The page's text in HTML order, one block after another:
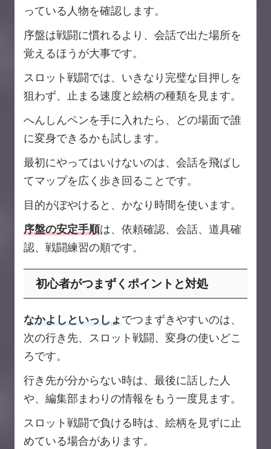
っている人物を確認します。
序盤は戦闘に慣れるより、会話で出た場所を
覚えるほうが大事です。
スロット戦闘では、いきなり完璧な目押しを
狙わず、止まる速度と絵柄の種類を見ます。
へんしんペンを手に入れたら、どの場面で誰
に変身できるかも試します。
最初にやってはいけないのは、会話を飛ばし
てマップを広く歩き回ることです。
目的がぼやけると、かなり時間を使います。
序盤の安定手順は、依頼確認、会話、道具確
認、戦闘練習の順です。
初心者がつまずくポイントと対処
なかよしといっしょでつまずきやすいのは、
次の行き先、スロット戦闘、変身の使いどこ
ろです。
行き先が分からない時は、最後に話した人
や、編集部まわりの情報をもう一度見ます。
スロット戦闘で負ける時は、絵柄を見ずに止
めている場合があります。